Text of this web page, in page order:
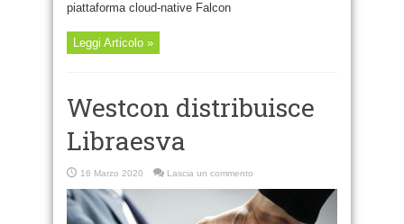
piattaforma cloud-native Falcon
Leggi Articolo »
Westcon distribuisce
Libraesva
16 Marzo 2020 Lascia un commento